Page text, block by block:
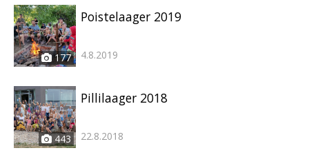
177
Poistelaager 2019
4.8.2019
443
Pillilaager 2018
22.8.2018